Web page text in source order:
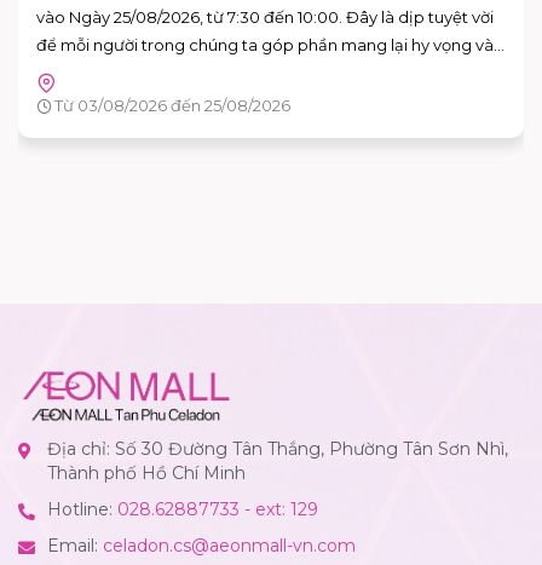
chưa?
Từ 15/08/2026 đến 16/08/2026
Địa chỉ: Số 30 Đường Tân Thắng, Phường Tân Sơn Nhì,
Thành phố Hồ Chí Minh
Hotline: 028.62887733 - ext: 129
Email: celadon.cs@aeonmall-vn.com